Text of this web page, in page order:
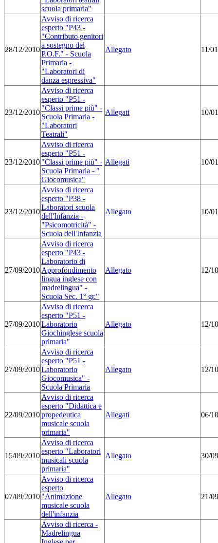
scuola primaria"
28/12/2010
Avviso di ricerca
esperto "P43 -
"Contributo genitori
a sostegno del
P.O.F." - Scuola
Primaria -
"Laboratori di
danza espressiva"
Allegato 11/
23/12/2010
Avviso di ricerca
esperto "P51 -
"Classi prime più" -
Scuola Primaria -
"Laboratori
Teatrali"
Allegati 10/
23/12/2010
Avviso di ricerca
esperto "P51 -
"Classi prime più" -
Scuola Primaria - "
Giocomusica"
Allegati 10/
23/12/2010
Avviso di ricerca
esperto "P38 -
Laboratori scuola
dell'Infanzia -
"Psicomotricità" -
Scuola dell'Infanzia
Allegato 10/
27/09/2010
Avviso di ricerca
esperto "P43 -
Laboratorio di
Approfondimento
lingua inglese con
madrelingua" -
Scuola Sec. 1° gr."
Allegato 12/
27/09/2010
Avviso di ricerca
esperto "P51 -
Laboratorio
Giochinglese scuola
primaria"
Allegato 12/
27/09/2010
Avviso di ricerca
esperto "P51 -
Laboratorio
Giocomusica" -
Scuola Primaria
Allegato 12/
22/09/2010
Avviso di ricerca
esperto "Didattica e
propedeutica
musicale scuola
primaria"
Allegati 06/
15/09/2010
Avviso di ricerca
esperto "Laboratori
musicali scuola
primaria"
Allegato 30/
07/09/2010
Avviso di ricerca
esperto
"Animazione
musicale scuola
dell'infanzia
Allegato 21/
Avviso di ricerca -
Madrelingua